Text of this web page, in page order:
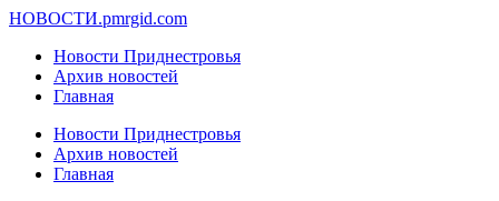
НОВОСТИ.pmrgid.com
Новости Приднестровья
Архив новостей
Главная
Новости Приднестровья
Архив новостей
Главная